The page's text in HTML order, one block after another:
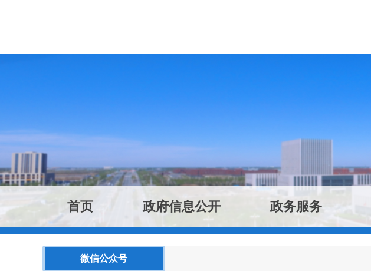
首页 政府信息公开 政务服务
微信公众号